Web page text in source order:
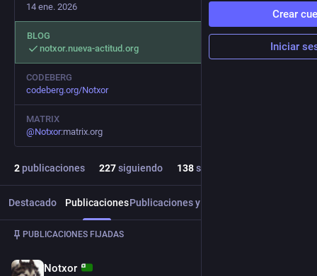
14 ene. 2026
BLOG
notxor.nueva-actitud.org
CODEBERG
codeberg.org/Notxor
MATRIX
@Notxor:matrix.org
2publicaciones 227siguiendo 138seguidores
Destacado PublicacionesPublicaciones y respuestas
PUBLICACIONES FIJADAS
Notxor
Crear
Iniciar